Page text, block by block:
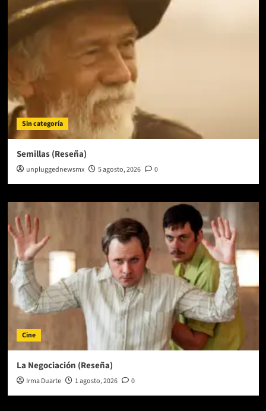
Sin categoría
Semillas (Reseña)
unpluggednewsmx 5 agosto, 2026 0
Cine
La Negociación (Reseña)
Irma Duarte 1 agosto, 2026 0